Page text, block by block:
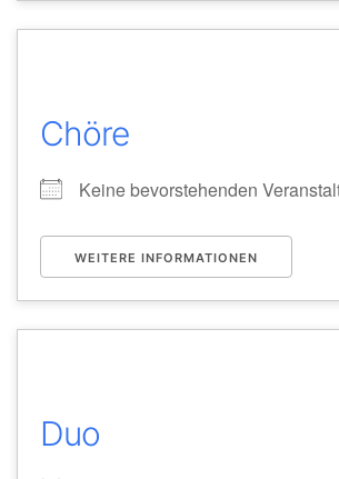
Chöre
Keine bevorstehenden
WEITERE INFORMATIONEN
Duo